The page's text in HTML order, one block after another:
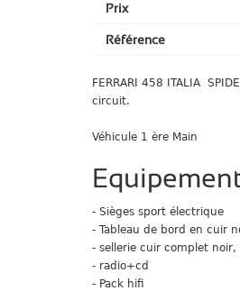
Prix
Référence
FERRARI 458 ITALIA
circuit.
Véhicule 1 ère Main
- Sièges sport électrique
- Tableau de bord en cuir
- sellerie cuir complet
- radio+cd
- Pack hifi